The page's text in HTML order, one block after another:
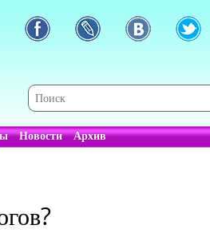
Новости Архив